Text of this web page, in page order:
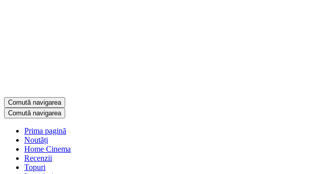
Comută navigarea
Comută navigarea
Prima pagină
Noutăți
Home Cinema
Recenzii
Topuri